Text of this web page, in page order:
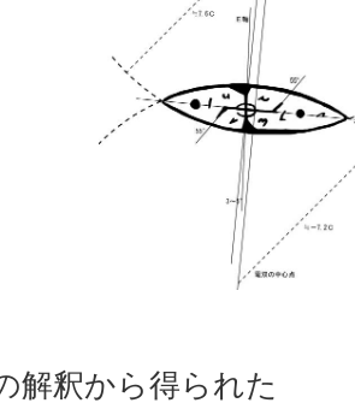
解釈から得られた